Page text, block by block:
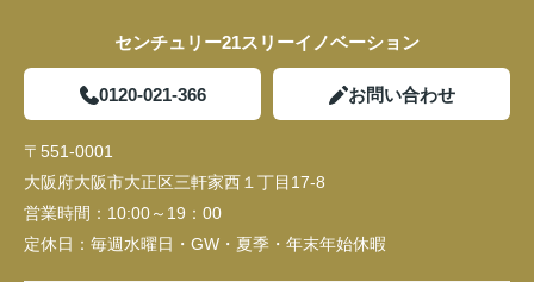
センチュリー21スリーイノベーション
0120-021-366 お問い合わせ
〒551-0001
大阪府大阪市大正区三軒家西１丁目17-8
営業時間： 10:00～19：00
定休日： 毎週水曜日・GW・夏季・年末年始休暇